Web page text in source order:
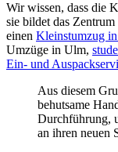
Wir wissen, dass die
sie bildet das
einen Kleinstumzug
Umzüge in Ulm,
Ein- und
Aus diesem
behutsame
Durchführung,
an ihren neuen